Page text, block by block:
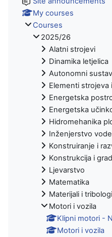
My courses
Courses
2025/26
Alatni strojevi
Dinamika letjelica
Autonomni
Elementi strojeva
Energetska
Energetska
Hidromehanika
Inženjerstvo
Konstruiranje i
Konstrukcija i
Ljevarstvo
Matematika
Materijali i
Motori i vozila
Klipni motori -
Motori i vozila